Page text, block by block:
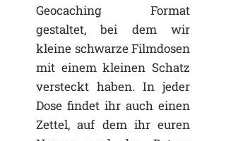
Geocaching Format
gestaltet, bei dem wir
kleine schwarze Filmdosen
mit einem kleinen Schatz
versteckt haben. In jeder
Dose findet ihr auch einen
Zettel, auf dem ihr euren